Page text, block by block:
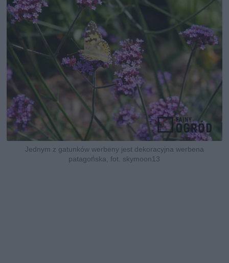
Jednym z gatunków werbeny jest dekoracyjna werbena
patagońska, fot. skymoon13